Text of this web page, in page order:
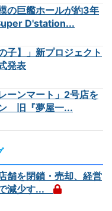
の巨艦ホールが約3年
D'station...
子】」新プロジェクト
発表
ーンマート」2号店を
旧『夢屋一...
舗を閉鎖・売却、経営
減少す...